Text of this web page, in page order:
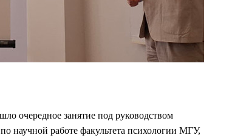
очередное занятие под руководством
научной работе факультета психологии МГУ,